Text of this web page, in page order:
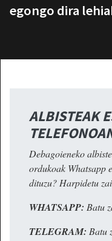
egongo dira
ALBISTEAK
Debagoieneko
ordukoak Whatsapp
dituzu? Harpidetu
WHATSAPP: Batu
TELEGRAM: Batu